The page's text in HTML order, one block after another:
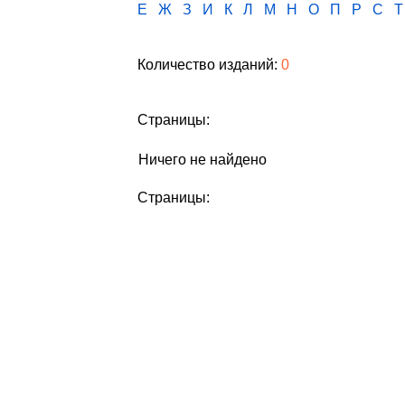
Е
Ж З И К Л М Н О П Р С Т
Количество изданий: 0
Страницы:
Ничего не найдено
Страницы: